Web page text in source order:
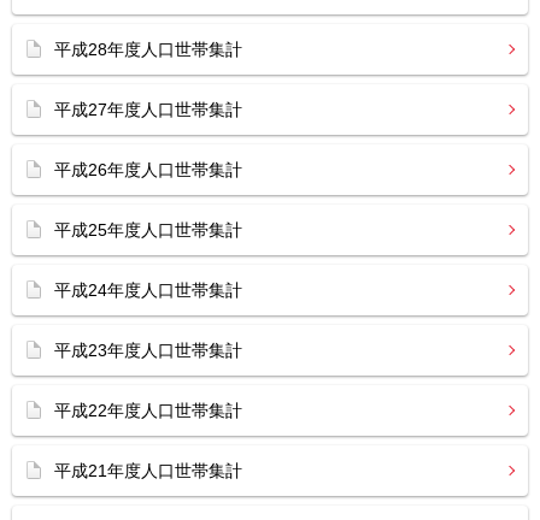
平成28年度人口世帯集計
平成27年度人口世帯集計
平成26年度人口世帯集計
平成25年度人口世帯集計
平成24年度人口世帯集計
平成23年度人口世帯集計
平成22年度人口世帯集計
平成21年度人口世帯集計